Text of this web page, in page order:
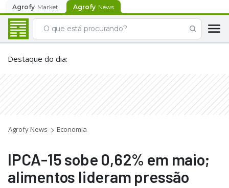
Agrofy Market Agrofy News
Destaque do dia:
Agrofy News Economia
IPCA-15 sobe 0,62% em maio;
alimentos lideram pressão